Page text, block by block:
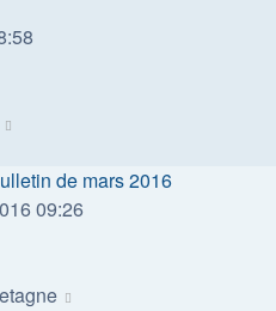
de mars 2016
09:26